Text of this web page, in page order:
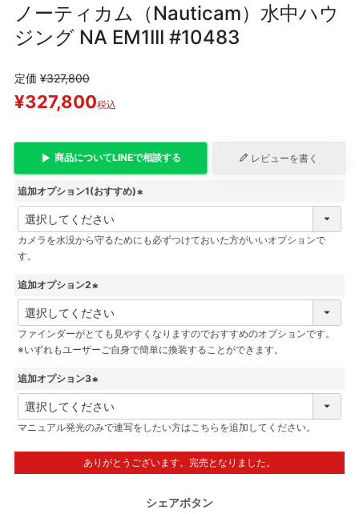
ノーティカム（Nauticam）水中ハウ
ジング NA EM1III #10483
定価 ¥327,800
¥327,800税込
商品についてLINEで相談する レビューを書く
追加オプション1(おすすめ)
必
カメラを水没から守るためにも必ずつけておいた方がいいオプションで
す。
追加オプション2
(
必
須
ファインダーがとても見やすくなりますのでおすすめのオプションです。
※いずれもユーザーご自身で簡単に換装することができます。
追加オプション3
(
必
)
マニュアル発光のみで連写をしたい方はこちらを追加してください。
ありがとうございます。完売となりました。
シェアボタン